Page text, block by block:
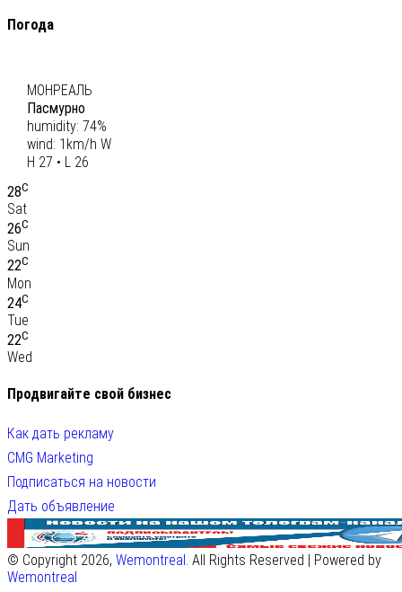
Погода
МОНРЕАЛЬ
Пасмурно
humidity: 74%
wind: 1km/h W
H 27 • L 26
28C
Sat
26C
Sun
22C
Mon
24C
Tue
22C
Wed
Продвигайте свой бизнес
Как дать рекламу
CMG Marketing
Подписаться на новости
Дать объявление
© Copyright 2026, Wemontreal. All Rights Reserved | Powered by
Wemontreal